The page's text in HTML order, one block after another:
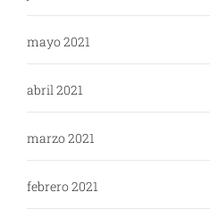
mayo 2021
abril 2021
marzo 2021
febrero 2021